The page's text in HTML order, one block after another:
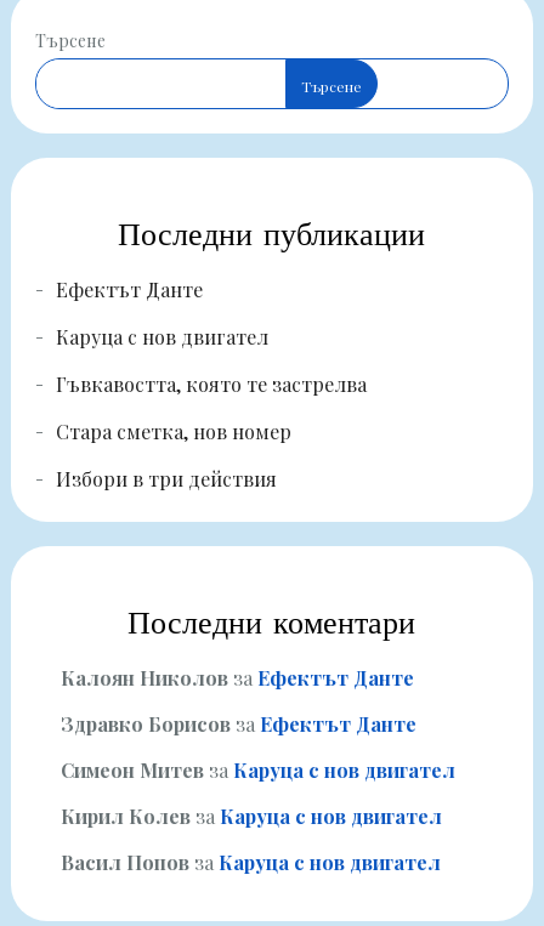
Търсене
Търсене
Последни публикации
Ефектът Данте
Каруца с нов двигател
Гъвкавостта, която те застрелва
Стара сметка, нов номер
Избори в три действия
Последни коментари
Калоян Николовза Ефектът Данте
Здравко Борисовза Ефектът Данте
Симеон Митевза Каруца с нов двигател
Кирил Колевза Каруца с нов двигател
Васил Поповза Каруца с нов двигател